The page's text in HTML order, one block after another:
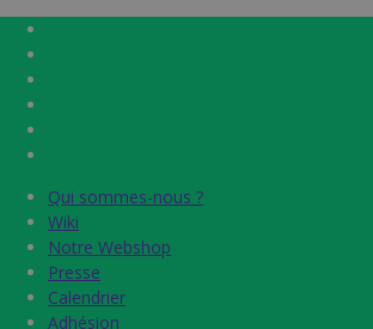
Qui sommes-nous ?
Wiki
Notre Webshop
Presse
Calendrier
Adhésion
Qui sommes-nous ?
Wiki
Notre Webshop
Presse
Calendrier
Adhésion
Home
Label & audits